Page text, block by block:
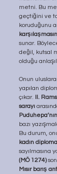
metni. Bu
geçtiğini ve
koruduğunu
sunar.
değil, kutsal
olduğu
Onun
yapılan
çıkar. II.
sarayı
bazı
Bu durum,
kadın
sayılmasına
(MÖ 1274)
Mısır barış